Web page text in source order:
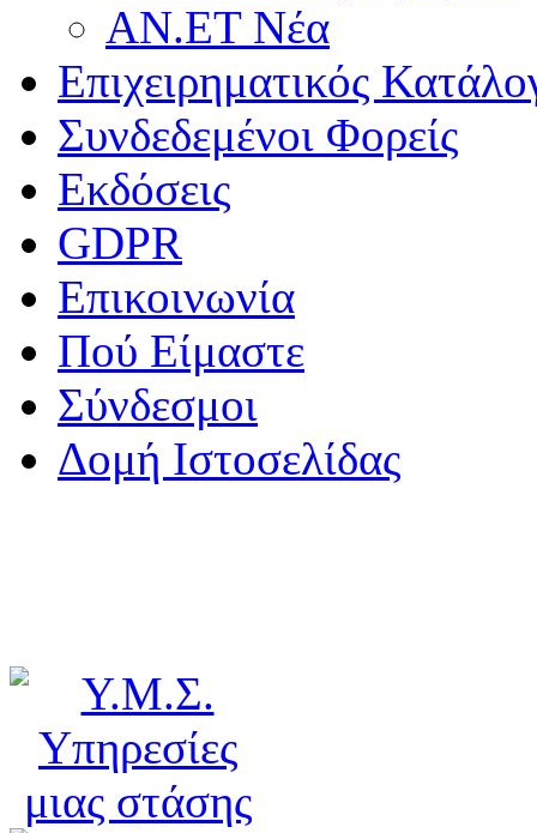
ΑΝ.ΕΤ Νέα
Επιχειρηματικός
Συνδεδεμένοι Φορείς
Εκδόσεις
GDPR
Επικοινωνία
Πού Είμαστε
Σύνδεσμοι
Δομή Ιστοσελίδας